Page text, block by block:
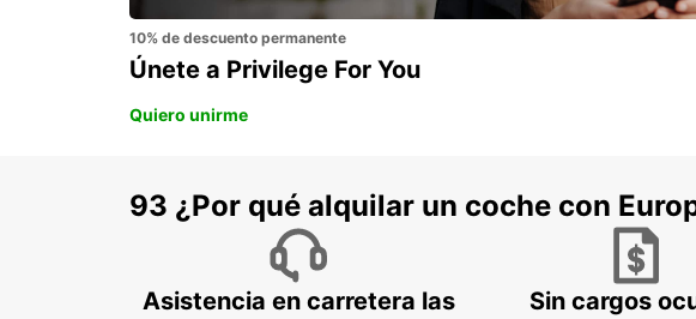
10% de descuento permanente
Únete a Privilege For You
Quiero unirme
93 ¿Por qué alquilar un coche con
Asistencia en carretera las
Sin cargos